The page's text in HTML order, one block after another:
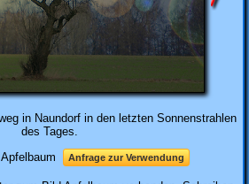
in Naundorf in den letzten Sonnenstrahlen
des Tages.
Anfrage zur Verwendung